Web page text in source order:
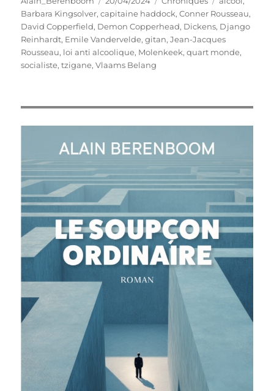
le
Barbara Kingsolver,capitaine haddock,Conner Rousseau,
David Copperfield, Demon Copperhead, Dickens, Django
Reinhardt, Emile Vandervelde,gitan,Jean-Jacques
Rousseau, loi anti alcoolique, Molenkeek,quart monde,
socialiste,tzigane,Vlaams Belang